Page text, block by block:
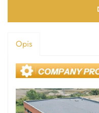
Opis